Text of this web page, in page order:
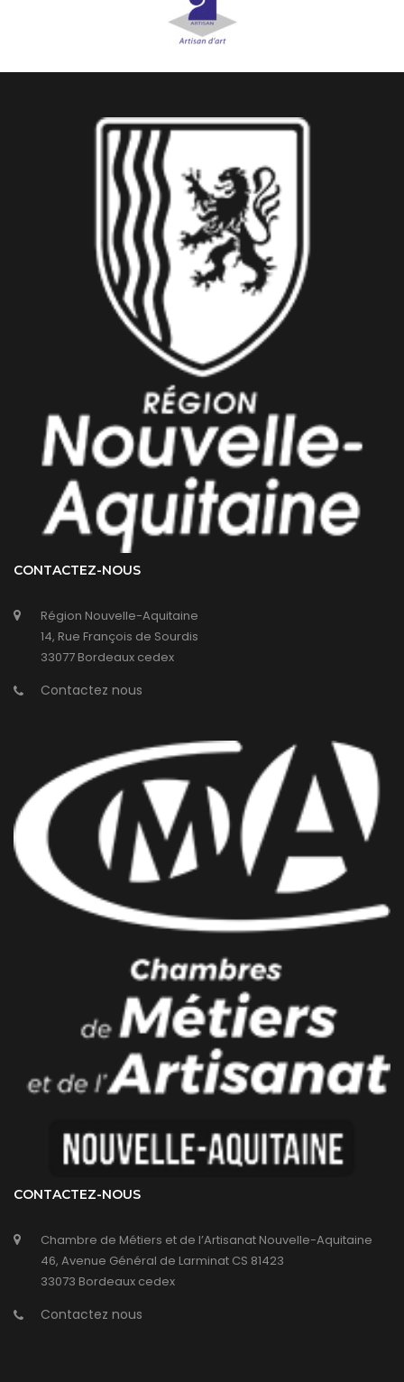
CONTACTEZ-NOUS
Région Nouvelle-Aquitaine
14, Rue François de Sourdis
33077 Bordeaux cedex
Contactez nous
CONTACTEZ-NOUS
Chambre de Métiers et de l’Artisanat Nouvelle-Aquitaine
46, Avenue Général de Larminat CS 81423
33073 Bordeaux cedex
Contactez nous